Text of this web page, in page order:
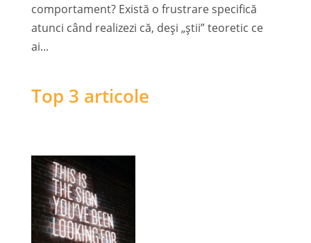
comportament? Există o frustrare specifică
atunci când realizezi că, deși „știi” teoretic ce
ai...
Top 3 articole